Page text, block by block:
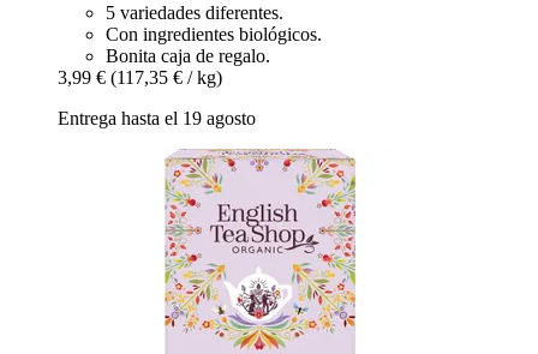
5 variedades diferentes.
Con ingredientes biológicos.
Bonita caja de regalo.
3,99 € (117,35 € / kg)
Entrega hasta el 19 agosto